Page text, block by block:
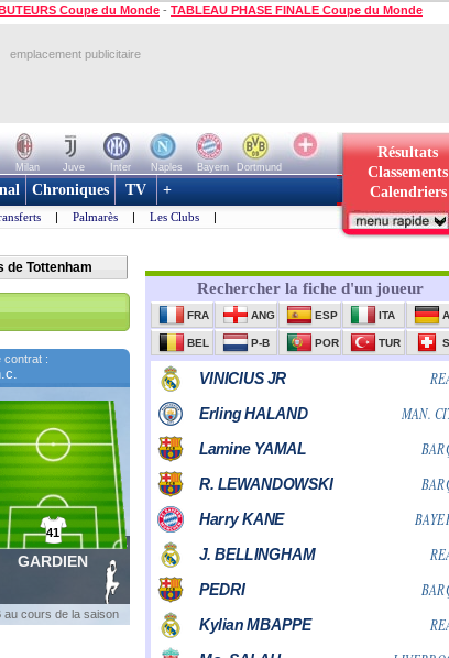
Coupe du Monde - TABLEAU PHASE FINALE Coupe du Monde
emplacement publicitaire
Milan Juve Inter Naples Bayern
Dortmund
Résultats
Classements
Calendriers
Chroniques TV +
| Palmarès | Les Clubs |
de Tottenham
contrat :
41
GARDIEN
au cours de la saison